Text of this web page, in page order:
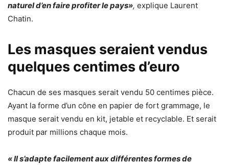
naturel d’en faire profiter le pays», explique Laurent
Chatin.
Les masques seraient vendus
quelques centimes d’euro
Chacun de ses masques serait vendu 50 centimes pièce.
Ayant la forme d’un cône en papier de fort grammage, le
masque serait vendu en kit, jetable et recyclable. Et serait
produit par millions chaque mois.
« Il s’adapte facilement aux différentes formes de